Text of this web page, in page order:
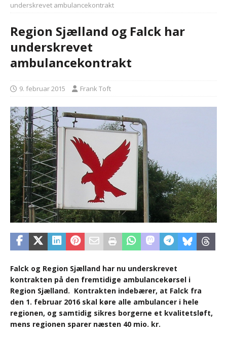
underskrevet ambulancekontrakt
Region Sjælland og Falck har
underskrevet
ambulancekontrakt
9. februar 2015 Frank Toft
Falck og Region Sjælland har nu underskrevet
kontrakten på den fremtidige ambulancekørsel i
Region Sjælland. Kontrakten indebærer, at Falck fra
den 1. februar 2016 skal køre alle ambulancer i hele
regionen, og samtidig sikres borgerne et kvalitetsløft,
mens regionen sparer næsten 40 mio. kr.